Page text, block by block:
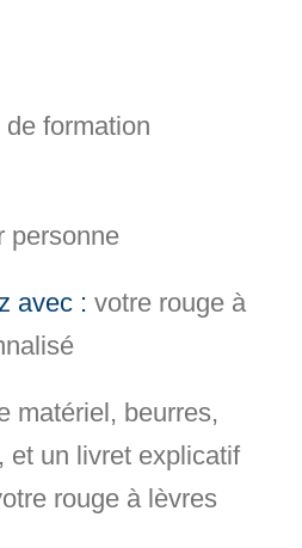
de formation
personne
avec : votre rouge à
matériel, beurres,
et un livret explicatif
rouge à lèvres